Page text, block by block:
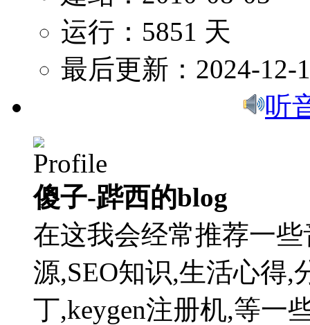
运行：5851 天
最后更新：2024-12-
听
傻子-跸西的blog
在这我会经常推荐一
源,SEO知识,生活心得,
丁,keygen注册机,等一